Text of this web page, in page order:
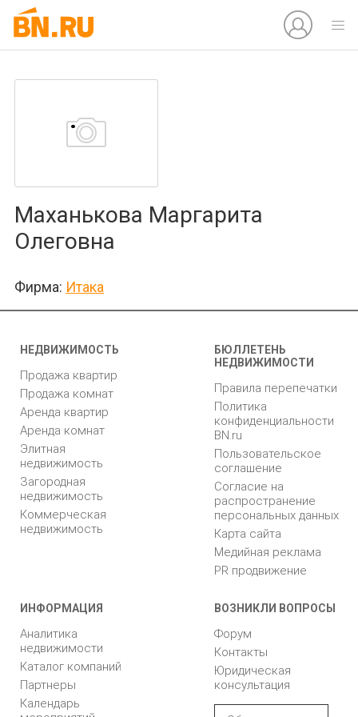
Маханькова Маргарита
Олеговна
Фирма: Итака
НЕДВИЖИМОСТЬ
Продажа квартир
Продажа комнат
Аренда квартир
Аренда комнат
Элитная
недвижимость
Загородная
недвижимость
Коммерческая
недвижимость
БЮЛЛЕТЕНЬ
НЕДВИЖИМОСТИ
Правила перепечатки
Политика
конфиденциальности
BN.ru
Пользовательское
соглашение
Согласие на
распространение
персональных данных
Карта сайта
Медийная реклама
PR продвижение
ИНФОРМАЦИЯ
Аналитика
недвижимости
Каталог компаний
Партнеры
Календарь
ВОЗНИКЛИ ВОПРОСЫ
Форум
Контакты
Юридическая
консультация